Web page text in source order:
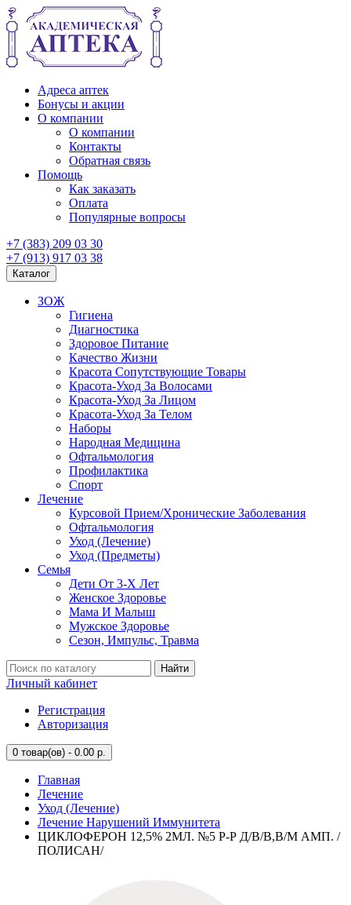
Адреса аптек
Бонусы и акции
О компании
О компании
Контакты
Обратная связь
Помощь
Как заказать
Оплата
Популярные вопросы
+7 (383) 209 03 30
+7 (913) 917 03 38
Каталог
ЗОЖ
Гигиена
Диагностика
Здоровое Питание
Качество Жизни
Красота Сопутствующие Товары
Красота-Уход За Волосами
Красота-Уход За Лицом
Красота-Уход За Телом
Наборы
Народная Медицина
Офтальмология
Профилактика
Спорт
Лечение
Курсовой Прием/Хронические Заболевания
Офтальмология
Уход (Лечение)
Уход (Предметы)
Семья
Дети От 3-Х Лет
Женское Здоровье
Мама И Малыш
Мужское Здоровье
Сезон, Импульс, Травма
Найти
Личный кабинет
Регистрация
Авторизация
0 товар(ов) - 0.00 р.
Главная
Лечение
Уход (Лечение)
Лечение Нарушений Иммунитета
ЦИКЛОФЕРОН 12,5% 2МЛ. №5 Р-Р Д/В/В,В/М АМП. /
ПОЛИСАН/